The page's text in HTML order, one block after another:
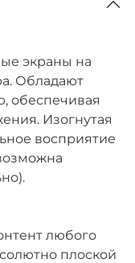
экраны на
Обладают
обеспечивая
Изогнутая
восприятие
любого
плоской